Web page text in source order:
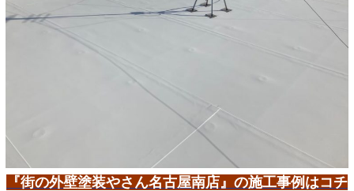
『街の外壁塗装やさん名古屋南店』の施工事例はコチ